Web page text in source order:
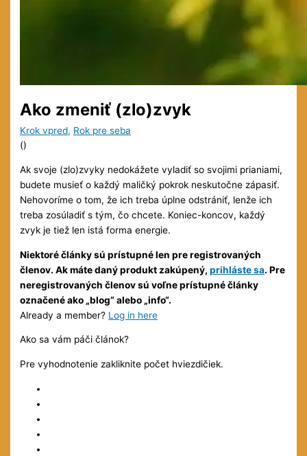
Ako zmeniť (zlo)zvyk
Krok vpred, Rok pre seba
()
Ak svoje (zlo)zvyky nedokážete vyladiť so svojimi prianiami,
budete musieť o každý maličký pokrok neskutočne zápasiť.
Nehovoríme o tom, že ich treba úplne odstrániť, lenže ich
treba zosúladiť s tým, čo chcete. Koniec-koncov, každý
zvyk je tiež len istá forma energie.
Niektoré články sú prístupné len pre registrovaných
členov. Ak máte daný produkt zakúpený,prihláste sa. Pre
neregistrovaných členov sú voľne prístupné články
označené ako „blog“ alebo „info“.
Already a member? Log in here
Ako sa vám páči článok?
Pre vyhodnotenie zakliknite počet hviezdičiek.